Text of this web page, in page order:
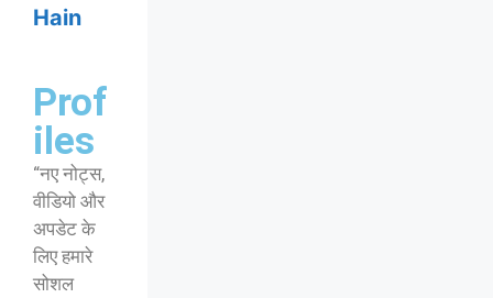
Hain
Prof
iles
“नए नोट्स,
वीडियो और
अपडेट के
लिए हमारे
सोशल